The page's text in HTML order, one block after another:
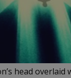
head overlaid